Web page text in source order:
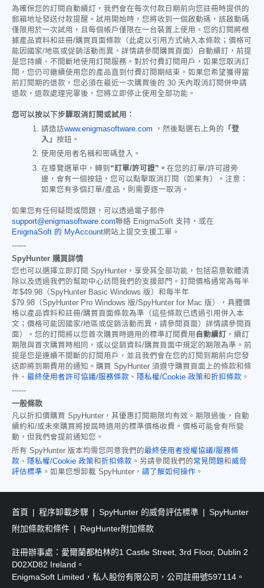
為確保您的訂閱自動續訂，我們會在每次付款日期前向您註冊時提供的
郵箱地址發送付款提醒。試用開始時，您將收到一個啟動碼，該啟動碼
僅限用於一次試用，且每個帳戶僅限在一台裝置上使用。您的訂閱將根
據產品資料和註冊/購買頁面條款（此處以引用方式納入本條款；價格可
能因國家/地區或促銷活動而異，詳情請參閱購買頁面）自動續訂，前提
是您持續、不間斷地使用訂閱服務。對於付費訂閱用戶，如果您取消訂
閱，您仍可繼續使用您的產品直到付費訂閱期結束。如果您希望獲得當
前訂閱期的退款，您必須在最近一次購買後的 30 天內取消訂閱併申請
退款，退款處理完畢後，您將立即停止使用全部功能。
您可以按以下步驟取消訂閱或試用：
請造訪www.enigmasoftware.com ，然後點選右上角的 「登
入」 按鈕。
使用使用者名稱和密碼登入。
在導覽選單中，轉到 “訂單/許可證”。 在您的訂單/許可證旁
邊，會有一個按鈕，您可以點擊取消訂閱（如果有）。注意：
如果您有多個訂單/產品，則需要逐一取消。
如果您有任何疑問或問題，可以透過電子郵件
support@enigmasoftware.com聯絡 EnigmaSoft 支持，或在
EnigmaSoft 的 MyAccount網站上提交支援工單。
------
SpyHunter 購買詳情
您也可以選擇立即訂閱 SpyHunter，享受其全部功能，包括惡意軟體清
除以及透過我們的幫助中心訪問我們的支援部門。訂閱價格通常為每半
年$49.98 （SpyHunter Basic Windows 版）和每半年
$79.98 （SpyHunter Pro Windows 版/SpyHunter for Mac 版），具體價
格以產品資料和註冊/購買頁面條款為準（這些條款已透過引用併入本
文；價格可能因國家/地區或促銷活動而異，請參閱頁面）詳情請參閱頁
面）。您的訂閱將以您首次購買時適用的標準訂閱費用 自動續訂 ，續訂
期限與首次購買時相同，或以促銷資料/購買頁面中規定的期限為準。前
提是您是連續不間斷的訂閱用戶，並且我們會在您的訂閱到期前向您發
送即將到期費用的通知。購買 SpyHunter 須遵守購買頁面上的條款和條
件、 最終使用者許可協議/服務條款 、 隱私權/Cookie 政策和折扣條款 。
------
一般條款
凡以折扣價購買 SpyHunter，其優惠訂閱期限均有效。期限過後，自動
續約和/或未來購買將按屆時適用的標準價格收費。價格可能會有所變
動，但我們會提前通知您。
所有 SpyHunter 版本均需您同意我們的最終使用者授權協議/服務條
款 、 隱私權/Cookie 政策和折扣條款 。另請參閱我們的常見問題和 威脅
評估標準 。如果您想卸載 SpyHunter， 請了解如何操作 。
首頁 程序卸載步驟 SpyHunter 的威脅評估標準
SpyHunter
附加條款和條件
RegHunter附加條款
註冊辦事處：愛爾蘭都柏林的1 Castle Street, 3rd Floor, Dublin 2
D02XD82 Ireland。
EnigmaSoft Limited，私人股份有限公司，公司註冊號597114。